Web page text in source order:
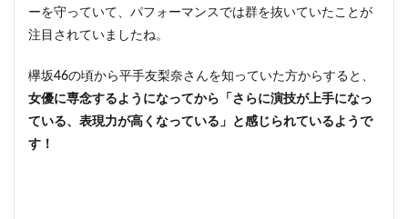
ーを守っていて、パフォーマンスでは群を抜いていたことが
注目されていましたね。
欅坂46の頃から平手友梨奈さんを知っていた方からすると、
女優に専念するようになってから「さらに演技が上手になっ
ている、表現力が高くなっている」と感じられているようで
す！